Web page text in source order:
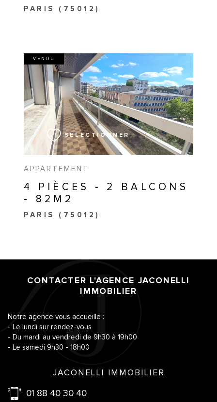
PARIS (75012)
APPARTEMENT
4 PIÈCES - 2 BALCONS
- 82M2
PARIS (75012)
VENDU
SÉLECTIONNER
VOIR LE BIEN
CONTACTER L'AGENCE JACONELLI
IMMOBILIER
Notre agence vous accueille :
- Le lundi sur rendez-vous
- Du mardi au vendredi de 9h30 à 19h00
- Le samedi 9h30 - 18h00
JACONELLI IMMOBILIER
01 88 40 30 40